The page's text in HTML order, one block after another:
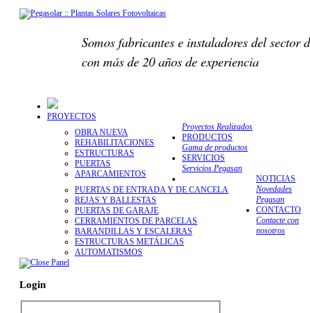
Somos fabricantes e instaladores del sector
con más de 20 años de experiencia
PROYECTOS
Proyectos Realizados
OBRA NUEVA
REHABILITACIONES
ESTRUCTURAS
PUERTAS
APARCAMIENTOS
PRODUCTOS
Gama de productos
PUERTAS DE ENTRADA Y DE CANCELA
REJAS Y BALLESTAS
PUERTAS DE GARAJE
CERRAMIENTOS DE PARCELAS
BARANDILLAS Y ESCALERAS
ESTRUCTURAS METÁLICAS
AUTOMATISMOS
SERVICIOS
Servicios Pegasan
NOTICIAS
Novedades
Pegasan
CONTACTO
Contacte con
nosotros
Login